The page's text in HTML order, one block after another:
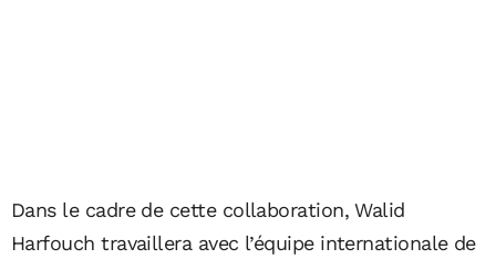
Dans le cadre de cette collaboration, Walid
Harfouch travaillera avec l’équipe internationale de